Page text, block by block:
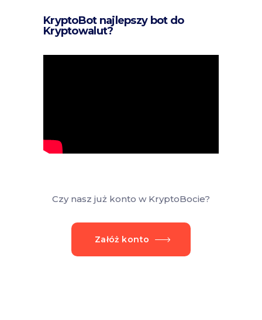
KryptoBot najlepszy bot do
Kryptowalut?
Czy nasz już konto w KryptoBocie?
Załóż konto